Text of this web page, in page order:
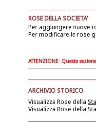
ROSE DELLA SOCIETA'
Per aggiungere nuove
Per modificare le rose
ATTENZIONE: Questa
ARCHIVIO STORICO
Visualizza Rose della
Visualizza Rose della